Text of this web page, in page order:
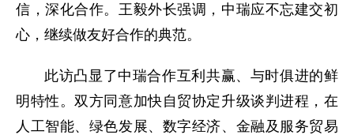
信，深化合作。王毅外长强调，中瑞应不忘建交初
心，继续做友好合作的典范。
此访凸显了中瑞合作互利共赢、与时俱进的鲜
明特性。双方同意加快自贸协定升级谈判进程，在
人工智能、绿色发展、数字经济、金融及服务贸易